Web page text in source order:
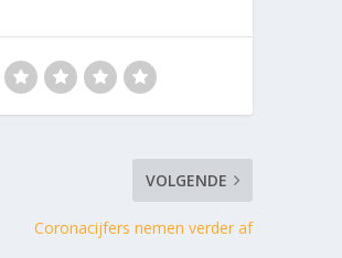
VOLGENDE
Coronacijfers nemen verder af